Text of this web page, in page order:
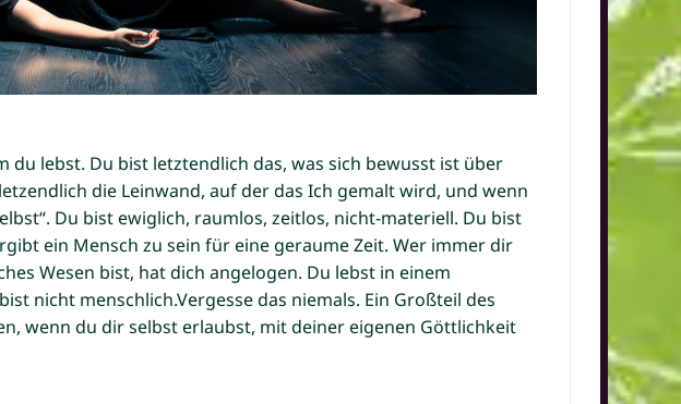
du lebst. Du bist letztendlich das, was sich bewusst ist über
die Leinwand, auf der das Ich gemalt wird, und wenn
Du bist ewiglich, raumlos, zeitlos, nicht-materiell. Du bist
ein Mensch zu sein für eine geraume Zeit. Wer immer dir
Wesen bist, hat dich angelogen. Du lebst in einem
nicht menschlich.Vergesse das niemals. Ein Großteil des
wenn du dir selbst erlaubst, mit deiner eigenen Göttlichkeit